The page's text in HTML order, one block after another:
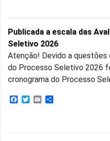
Publicada a escala das
Seletivo 2026
Atenção! Devido a questões
do Processo Seletivo 2026
cronograma do Processo
Facebook
Twitter
Email